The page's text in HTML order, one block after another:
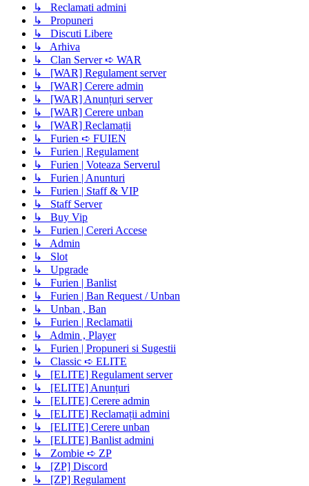
↳ Reclamati admini
↳ Propuneri
↳ Discuti Libere
↳ Arhiva
↳ Clan Server ➪ WAR
↳ [WAR] Regulament server
↳ [WAR] Cerere admin
↳ [WAR] Anunțuri server
↳ [WAR] Cerere unban
↳ [WAR] Reclamații
↳ Furien ➪ FUIEN
↳ Furien | Regulament
↳ Furien | Voteaza Serverul
↳ Furien | Anunturi
↳ Furien | Staff & VIP
↳ Staff Server
↳ Buy Vip
↳ Furien | Cereri Accese
↳ Admin
↳ Slot
↳ Upgrade
↳ Furien | Banlist
↳ Furien | Ban Request / Unban
↳ Unban , Ban
↳ Furien | Reclamatii
↳ Admin , Player
↳ Furien | Propuneri si Sugestii
↳ Classic ➪ ELITE
↳ [ELITE] Regulament server
↳ [ELITE] Anunțuri
↳ [ELITE] Cerere admin
↳ [ELITE] Reclamații admini
↳ [ELITE] Cerere unban
↳ [ELITE] Banlist admini
↳ Zombie ➪ ZP
↳ [ZP] Discord
↳ [ZP] Regulament